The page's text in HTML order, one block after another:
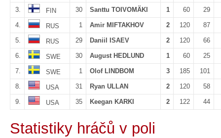
3. FIN 30 Santtu TOIVOMÄKI 1 60 29
4. RUS 1 Amir MIFTAKHOV 2 120 87
5. RUS 29 Daniil ISAEV 2 120 66
6. SWE 30 August HEDLUND 1 60 25
7. SWE 1 Olof LINDBOM 3 185 101
8. USA 31 Ryan ULLAN 2 120 58
9. USA 35 Keegan KARKI 2 122 44
Statistiky hráčů v poli